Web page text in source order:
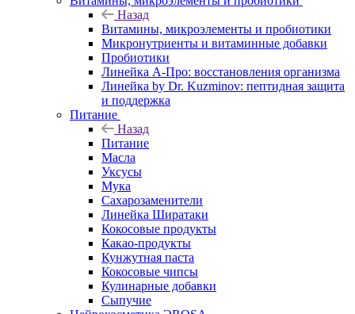
Назад
Витамины, микроэлементы и пробиотики
Микронутриенты и витаминные добавки
Пробиотики
Линейка А-Про: восстановления организма
Линейка by Dr. Kuzminov: пептидная защита
и поддержка
Питание
Назад
Питание
Масла
Уксусы
Мука
Сахарозаменители
Линейка Ширатаки
Кокосовые продукты
Какао-продукты
Кунжутная паста
Кокосовые чипсы
Кулинарные добавки
Сыпучие